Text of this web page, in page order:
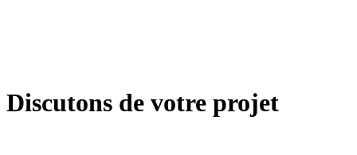
Discutons de votre projet